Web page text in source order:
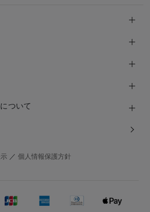
ついて
／個人情報保護方針